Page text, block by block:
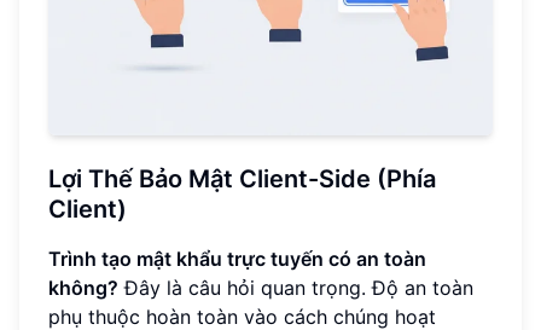
Lợi Thế Bảo Mật Client-Side (Phía
Client)
Trình tạo mật khẩu trực tuyến có an toàn
không? Đây là câu hỏi quan trọng. Độ an toàn
phụ thuộc hoàn toàn vào cách chúng hoạt